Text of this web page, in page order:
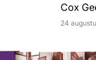
Cox
24